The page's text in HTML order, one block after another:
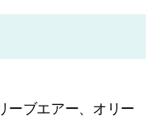
ーブエアー、オリー